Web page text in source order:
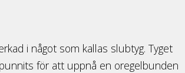
i något som kallas slubtyg. Tyget
för att uppnå en oregelbunden